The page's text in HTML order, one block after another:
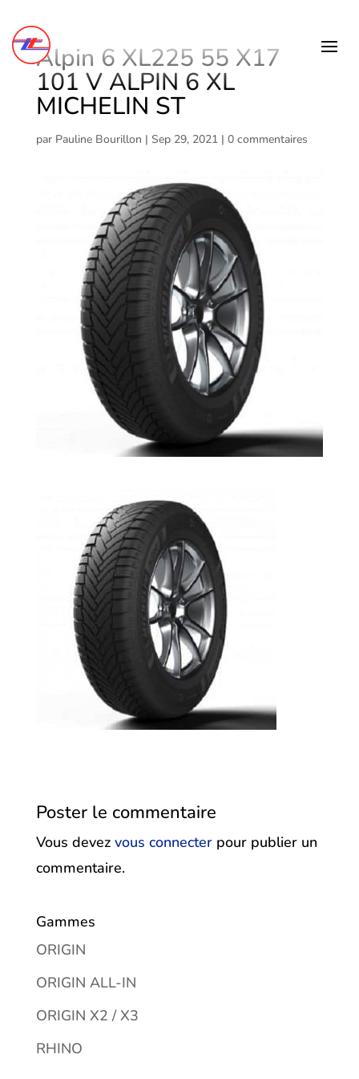
Alpin 6 XL225 55 X17
101 V ALPIN 6 XL
MICHELIN ST
par Pauline Bourillon | Sep 29, 2021| 0 commentaires
Poster le commentaire
Vous devez vous connecterpour publier un
commentaire.
Gammes
ORIGIN
ORIGIN ALL-IN
ORIGIN X2 / X3
RHINO